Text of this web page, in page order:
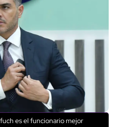
es el funcionario mejor